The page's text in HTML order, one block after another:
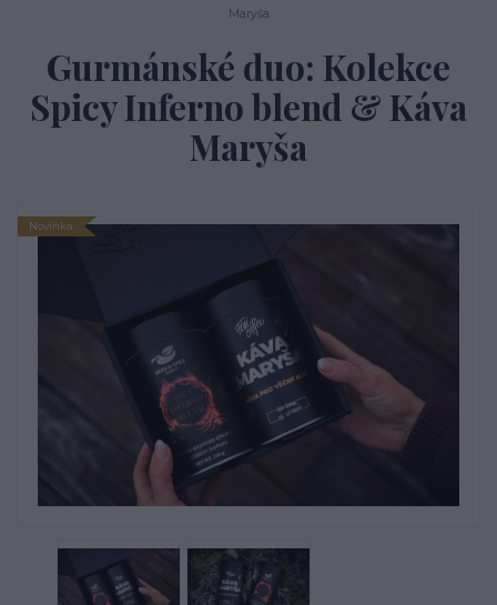
Maryša
Gurmánské duo: Kolekce
Spicy Inferno blend & Káva
Maryša
Novinka